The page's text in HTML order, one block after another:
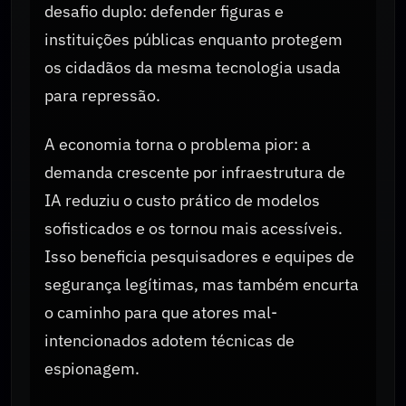
desafio duplo: defender figuras e
instituições públicas enquanto protegem
os cidadãos da mesma tecnologia usada
para repressão.
A economia torna o problema pior: a
demanda crescente por infraestrutura de
IA reduziu o custo prático de modelos
sofisticados e os tornou mais acessíveis.
Isso beneficia pesquisadores e equipes de
segurança legítimas, mas também encurta
o caminho para que atores mal-
intencionados adotem técnicas de
espionagem.